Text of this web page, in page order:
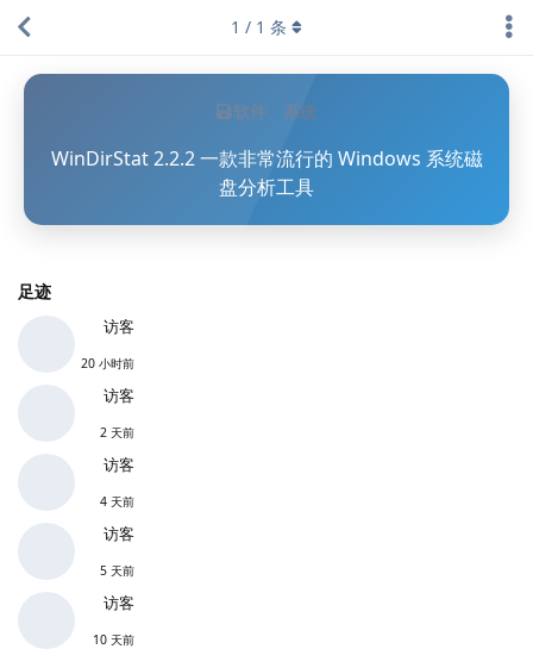
软件 系统
WinDirStat 2.2.2 一款非常流行的 Windows 系统磁
盘分析工具
足迹
访客
20 小时前
访客
2 天前
访客
4 天前
访客
5 天前
访客
10 天前
1 / 1 条